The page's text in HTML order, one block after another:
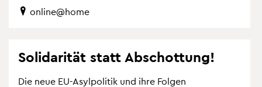
on­line@home
So­li­da­ri­tät statt Ab­schot­tung!
Die neue EU-Asyl­po­li­tik und ihre Fol­gen